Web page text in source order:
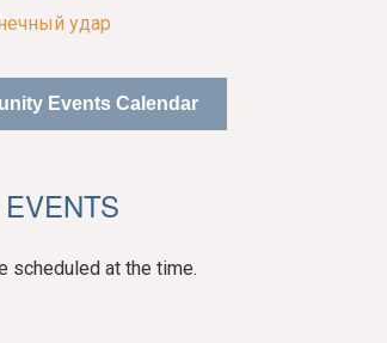
удар
Events Calendar
scheduled at the time.